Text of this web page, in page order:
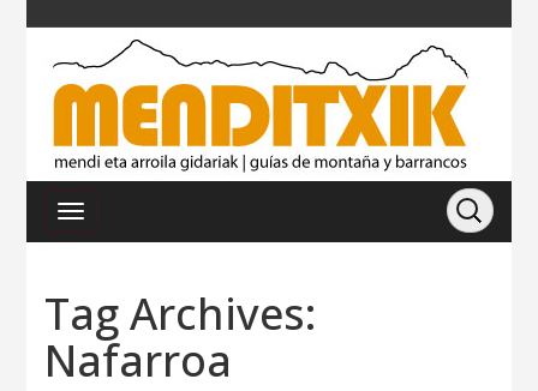
Tag Archives:
Nafarroa